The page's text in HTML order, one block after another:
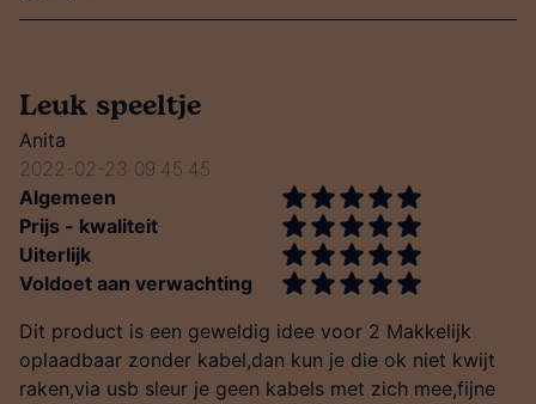
Leuk speeltje
Anita
2022-02-23 09:45:45
Algemeen
Prijs - kwaliteit
Uiterlijk
Voldoet aan verwachting
Dit product is een geweldig idee voor 2 Makkelijk
oplaadbaar zonder kabel,dan kun je die ok niet kwijt
raken,via usb sleur je geen kabels met zich mee,fijne